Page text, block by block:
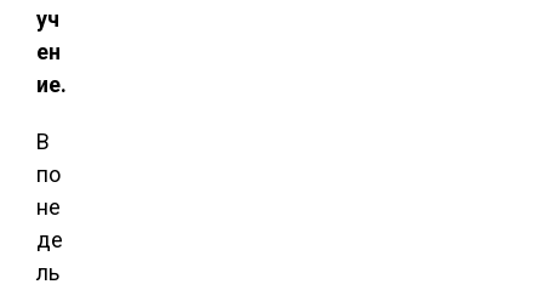
уч
ен
ие.
В
по
не
де
ль